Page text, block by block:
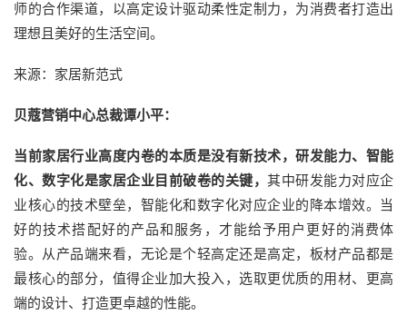
师的合作渠道，以高定设计驱动柔性定制力，为消费者打造出
理想且美好的生活空间。
来源：家居新范式
贝蔻营销中心总裁谭小平：
当前家居行业高度内卷的本质是没有新技术，研发能力、智能
化、数字化是家居企业目前破卷的关键， 其中研发能力对应企
业核心的技术壁垒，智能化和数字化对应企业的降本增效。当
好的技术搭配好的产品和服务，才能给予用户更好的消费体
验。从产品端来看，无论是个轻高定还是高定，板材产品都是
最核心的部分，值得企业加大投入，选取更优质的用材、更高
端的设计、打造更卓越的性能。